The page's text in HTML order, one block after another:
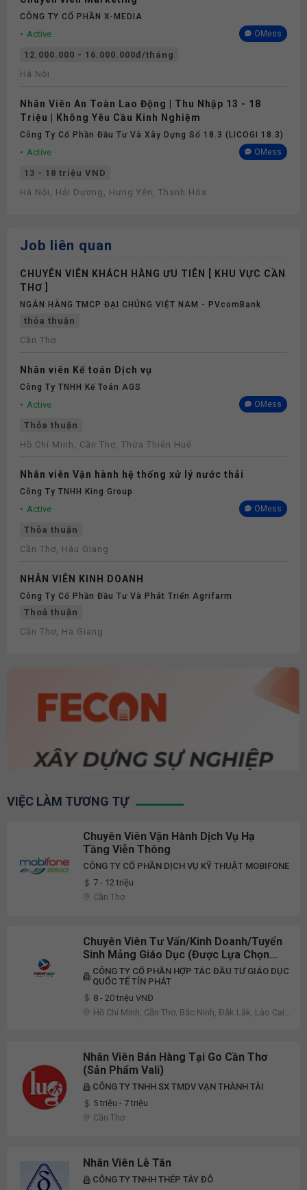
CÔNG TY CỔ PHẦN X-MEDIA
Active OMess
12.000.000 - 16.000.000đ/tháng
Hà Nội
Nhân Viên An Toàn Lao Động | Thu Nhập 13 - 18
Triệu | Không Yêu Cầu Kinh Nghiệm
Công Ty Cổ Phần Đầu Tư Và Xây Dựng Số 18.3 (LICOGI 18.3)
Active OMess
13 - 18 triệu VND
Hà Nội, Hải Dương, Hưng Yên, Thanh Hóa
Job liên quan
CHUYÊN VIÊN KHÁCH HÀNG ƯU TIÊN [ KHU VỰC CẦN
THƠ ]
NGÂN HÀNG TMCP ĐẠI CHÚNG VIỆT NAM - PVcomBank
thỏa thuận
Cần Thơ
Nhân viên Kế toán Dịch vụ
Công Ty TNHH Kế Toán AGS
Active OMess
Thỏa thuận
Hồ Chí Minh, Cần Thơ, Thừa Thiên Huế
Nhân viên Vận hành hệ thống xử lý nước thải
Công Ty TNHH King Group
Active OMess
Thỏa thuận
Cần Thơ, Hậu Giang
NHÂN VIÊN KINH DOANH
Công Ty Cổ Phần Đầu Tư Và Phát Triển Agrifarm
Thoả thuận
Cần Thơ, Hà Giang
VIỆC LÀM TƯƠNG TỰ
Chuyên Viên Vận Hành Dịch Vụ Hạ
Tầng Viễn Thông
CÔNG TY CỔ PHẦN DỊCH VỤ KỸ THUẬT MOBIFONE
7 - 12 triệu
Cần Thơ
Chuyên Viên Tư Vấn/Kinh Doanh/Tuyển
Sinh Mảng Giáo Dục (Được Lựa Chọn
Địa Điểm Làm Việc)
CÔNG TY CỔ PHẦN HỢP TÁC ĐẦU TƯ GIÁO DỤC
QUỐC TẾ TÍN PHÁT
8 - 20 triệu VNĐ
Hồ Chí Minh, Cần Thơ, Bắc Ninh, Đắk Lắk, Lào Cai,
Nhân Viên Bán Hàng Tại Go Cần Thơ
(sản Phẩm Vali)
CÔNG TY TNHH SX TMDV VẠN THÀNH TÀI
5 triệu - 7 triệu
Cần Thơ
Nhân Viên Lễ Tân
CÔNG TY TNHH THÉP TÂY ĐÔ